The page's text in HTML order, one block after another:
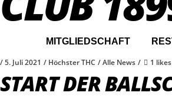
MITGLIEDSCHAFT
5. Juli 2021 Höchster THC Alle News 1 likes
START DER